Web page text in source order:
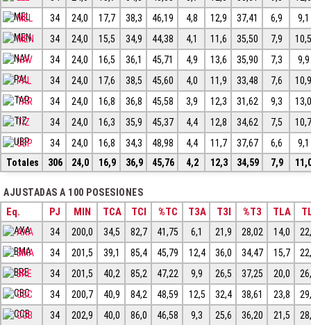
MEL
34 24,0 17,7 38,3 46,19 4,8 12,9 37,41 6,9
9,1
MEN
34 24,0 15,5 34,9 44,38 4,1 11,6 35,50 7,9
NAV
34 24,0 16,5 36,1 45,71 4,9 13,6 35,90 7,3
9,9
PAL
34 24,0 17,6 38,5 45,60 4,0 11,9 33,48 7,6
TAR
34 24,0 16,8 36,8 45,58 3,9 12,3 31,62 9,3
TIZ
34 24,0 16,3 35,9 45,37 4,4 12,8 34,62 7,5
UBP
34 24,0 16,8 34,3 48,98 4,4 11,7 37,67 6,6
9,1
Totales
306 24,0 16,9 36,9 45,76 4,2 12,3 34,59 7,9
AJUSTADAS A 100 POSESIONES
Eq. PJ MIN TCA TCI %TC T3A T3I %T3 TLA
AXA 34 200,0 34,5 82,7 41,75 6,1 21,9 28,02 14,0
BMA
34 201,5 39,1 85,4 45,79 12,4 36,0 34,47 15,7
BRE
34 201,5 40,2 85,2 47,22 9,9 26,5 37,25 20,0
CBC
34 200,7 40,9 84,2 48,59 12,5 32,4 38,61 23,8
CCB
34 202,9 40,0 86,0 46,58 9,3 25,6 36,20 21,5